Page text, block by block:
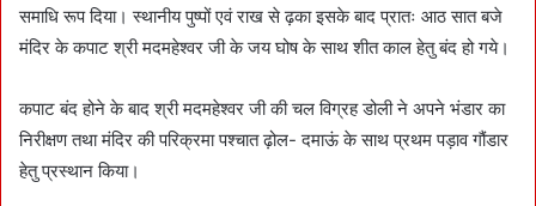
समाधि रूप दिया। स्थानीय पुष्पों एवं राख से ढ़का इसके बाद प्रातः आठ सात बजे
मंदिर के कपाट श्री मदमहेश्वर जी के जय घोष के साथ शीत काल हेतु बंद हो गये।
कपाट बंद होने के बाद श्री मदमहेश्वर जी की चल विग्रह डोली ने अपने भंडार का
निरीक्षण तथा मंदिर की परिक्रमा पश्चात ढ़ोल- दमाऊं के साथ प्रथम पड़ाव गौंडार
हेतु प्रस्थान किया।